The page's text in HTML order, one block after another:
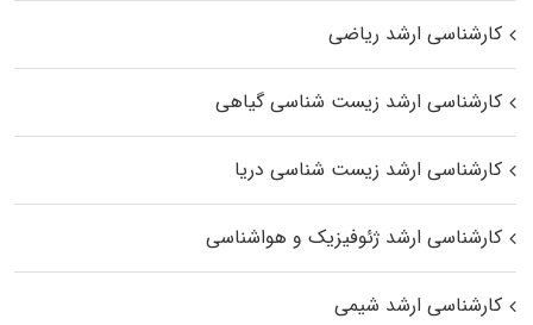
کارشناسی ارشد ریاضی
کارشناسی ارشد زیست‌ شناسی گیاهی
کارشناسی ارشد زیست‌ شناسی دریا
کارشناسی ارشد ژئوفیزیک و هواشناسی
کارشناسی ارشد شیمی